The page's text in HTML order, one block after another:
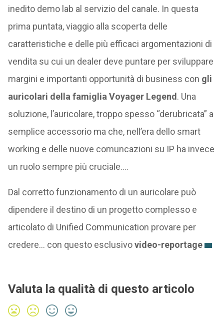
inedito demo lab al servizio del canale. In questa
prima puntata, viaggio alla scoperta delle
caratteristiche e delle più efficaci argomentazioni di
vendita su cui un dealer deve puntare per sviluppare
margini e importanti opportunità di business con gli
auricolari della famiglia Voyager Legend . Una
soluzione, l’auricolare, troppo spesso “derubricata” a
semplice accessorio ma che, nell’era dello smart
working e delle nuove comuncazioni su IP ha invece
un ruolo sempre più cruciale….
Dal corretto funzionamento di un auricolare può
dipendere il destino di un progetto complesso e
articolato di Unified Communication provare per
credere… con questo esclusivovideo-reportage
Valuta la qualità di questo articolo